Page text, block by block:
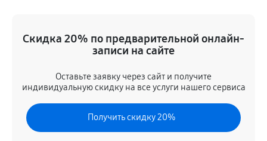
Замена лампы подсветки
60 минут
Ремонт блока управления
630 руб 60 минут
Скидка 20% по предварительной онлайн-
записи на сайте
Оставьте заявку через сайт и получите
индивидуальную скидку на все услуги нашего сервиса
Получить скидку 20%